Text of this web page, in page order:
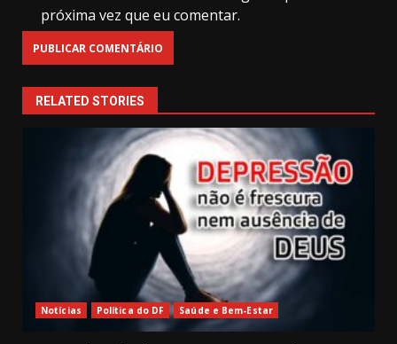
próxima vez que eu comentar.
RELATED STORIES
Notícias Política do DF Saúde e Bem-Estar